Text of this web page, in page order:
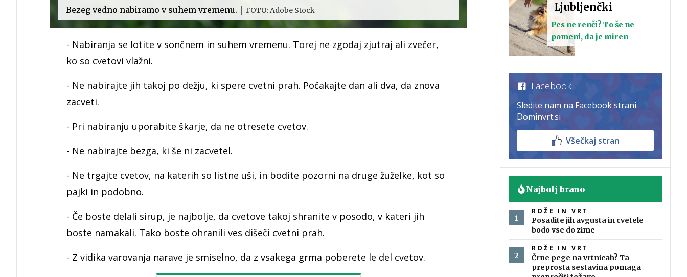
Bezeg vedno nabiramo v suhem vremenu. FOTO: Adobe Stock
- Nabiranja se lotite v sončnem in suhem vremenu. Torej ne zgodaj zjutraj ali zvečer,
ko so cvetovi vlažni.
- Ne nabirajte jih takoj po dežju, ki spere cvetni prah. Počakajte dan ali dva, da znova
zacveti.
- Pri nabiranju uporabite škarje, da ne otresete cvetov.
- Ne nabirajte bezga, ki še ni zacvetel.
- Ne trgajte cvetov, na katerih so listne uši, in bodite pozorni na druge žuželke, kot so
pajki in podobno.
- Če boste delali sirup, je najbolje, da cvetove takoj shranite v posodo, v kateri jih
boste namakali. Tako boste ohranili ves dišeči cvetni prah.
- Z vidika varovanja narave je smiselno, da z vsakega grma poberete le del cvetov.
Ljubljenčki
Pes ne renči? To še ne
pomeni, da je miren
Facebook
Sledite nam na Facebook strani
Dominvrt.si
Všečkaj stran
Najbolj brano
ROŽE IN VRT
Posadite jih avgusta in cvetele
bodo vse do zime
ROŽE IN VRT
Črne pege na vrtnicah? Ta
preprosta sestavina pomaga